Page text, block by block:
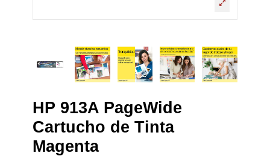
HP 913A PageWide
Cartucho de Tinta
Magenta